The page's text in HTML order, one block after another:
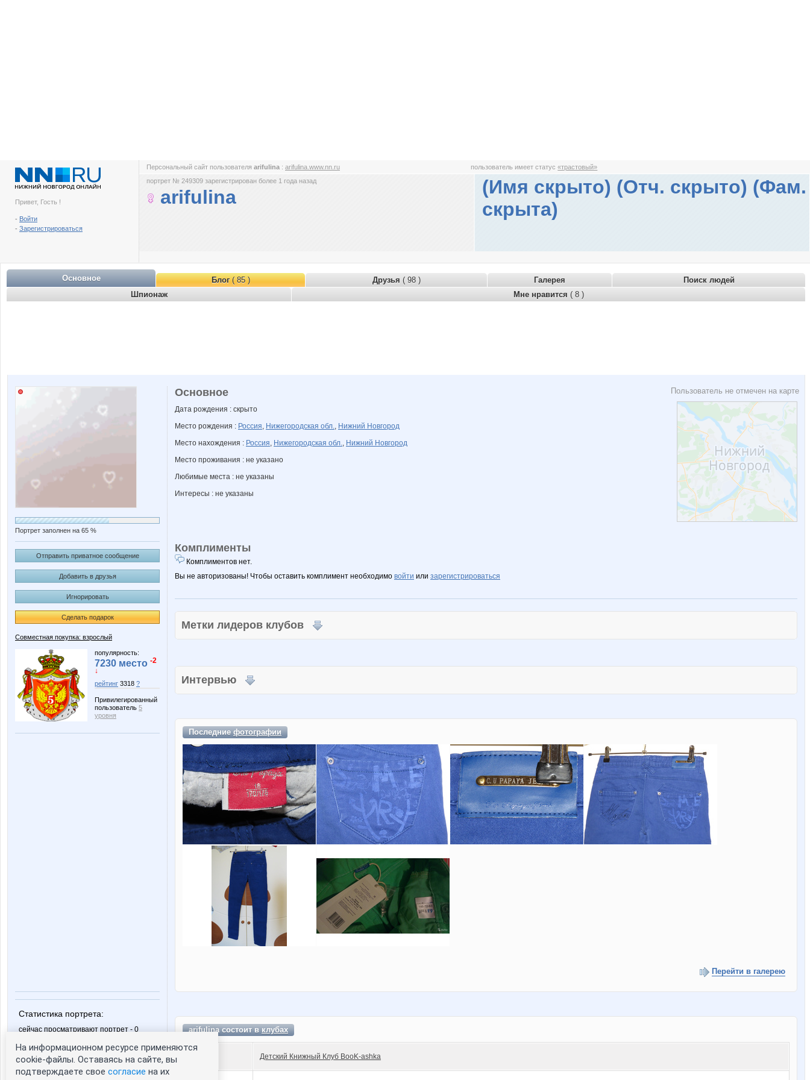
Привет, Гость !
- Войти
- Зарегистрироваться
Персональный сайт пользователя arifulina : arifulina.www.nn.ru пользователь имеет статус«трастовый»
портрет № 249309 зарегистрирован более 1 года назад
arifulina
(Имя скрыто) (Отч. скрыто) (Фам.
скрыта)
Основное Блог( 85 ) Друзья ( 98 ) Галерея
Поиск людей
Шпионаж
Мне нравится ( 8 )
Портрет заполнен на 65 %
Отправить приватное сообщение
Добавить в друзья
Игнорировать
Сделать подарок
Совместная покупка: взрослый
популярность:
7230 место -2
↓
рейтинг 3318 ?
Привилегированный
пользователь 5
уровня
Статистика портрета:
сейчас просматривают портрет - 0
посетившие портрет за 7 дней - 0
Пользователь не отмечен на карте
Основное
Дата рождения : скрыто
Место рождения : Россия, Нижегородская обл., Нижний Новгород
Место нахождения : Россия, Нижегородская обл., Нижний Новгород
Место проживания : не указано
Любимые места : не указаны
Интересы : не указаны
Комплименты
Комплиментов нет.
Вы не авторизованы! Чтобы оставить комплимент необходимо войти или зарегистрироваться
Метки лидеров клубов
Интервью
Последниефотографии
Перейти в галерею
arifulina состоит вклубах
Детский Книжный Клуб BooK-ashka
На информационном ресурсе применяются
cookie-файлы. Оставаясь на сайте, вы
подтверждаете свое согласие на их